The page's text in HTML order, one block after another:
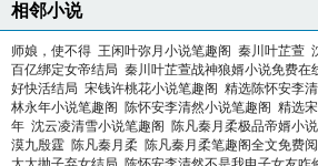
相邻小说
师娘，使不得 王闲叶弥月小说笔趣阁 秦川叶芷萱
百亿绑定女帝结局 秦川叶芷萱战神狼婿小说免费在
好快活结局 宋钱许桃花小说笔趣阁 精选陈怀安李
林永年小说笔趣阁
陈怀安李清然小说笔趣阁 精选
年 沈云凌清雪小说笔趣阁 陈凡秦月柔极品帝婿小
漠九殷霆 陈凡秦月柔 陈凡秦月柔笔趣阁全文免费